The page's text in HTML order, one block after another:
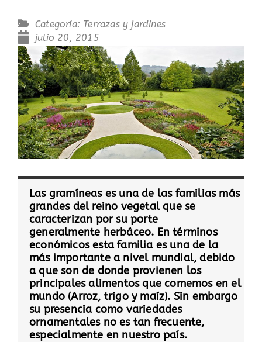
Categoría: Terrazas y jardines
julio 20, 2015
Las gramíneas es una de las familias más
grandes del reino vegetal que se
caracterizan por su porte
generalmente herbáceo. En términos
económicos esta familia es una de la
más importante a nivel mundial, debido
a que son de donde provienen los
principales alimentos que comemos en el
mundo (Arroz, trigo y maíz). Sin embargo
su presencia como variedades
ornamentales no es tan frecuente,
especialmente en nuestro país.